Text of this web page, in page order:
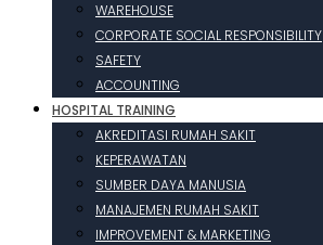
WAREHOUSE
CORPORATE SOCIAL RESPONSIBILITY
SAFETY
ACCOUNTING
HOSPITAL TRAINING
AKREDITASI RUMAH SAKIT
KEPERAWATAN
SUMBER DAYA MANUSIA
MANAJEMEN RUMAH SAKIT
IMPROVEMENT & MARKETING